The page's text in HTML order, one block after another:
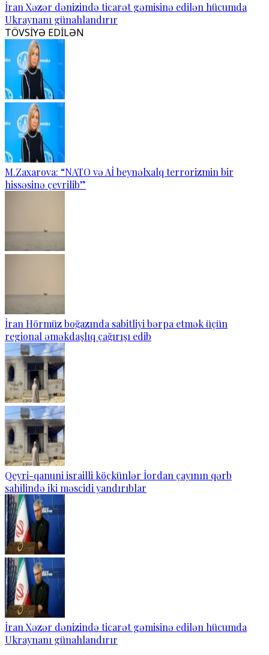
İran Xəzər dənizində ticarət gəmisinə edilən hücumda
Ukraynanı günahlandırır
TÖVSİYƏ EDİLƏN
M.Zaxarova: “NATO və Aİ beynəlxalq terrorizmin bir
hissəsinə çevrilib”
İran Hörmüz boğazında sabitliyi bərpa etmək üçün
regional əməkdaşlıq çağırışı edib
Qeyri-qanuni israilli köçkünlər İordan çayının qərb
sahilində iki məscidi yandırıblar
İran Xəzər dənizində ticarət gəmisinə edilən hücumda
Ukraynanı günahlandırır